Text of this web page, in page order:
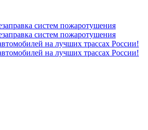
систем пожаротушения
систем пожаротушения
на лучших трассах России!
на лучших трассах России!